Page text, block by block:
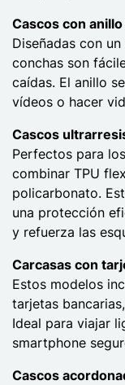
Cascos con
Diseñadas con
conchas son
caídas. El anillo
vídeos o hacer
Cascos
Perfectos para
combinar TPU
policarbonato.
una protección
y refuerza las
Carcasas con
Estos modelos
tarjetas
Ideal para viajar
smartphone
Cascos